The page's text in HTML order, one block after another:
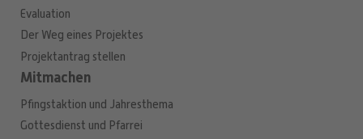
Evaluation
Der Weg eines Projektes
Projektantrag stellen
Mitmachen
Pfingstaktion und Jahresthema
Gottesdienst und Pfarrei